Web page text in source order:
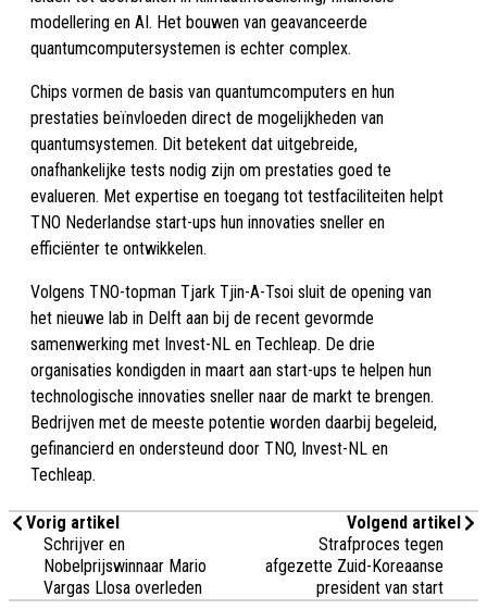
modellering en AI. Het bouwen van geavanceerde
quantumcomputersystemen is echter complex.
Chips vormen de basis van quantumcomputers en hun
prestaties beïnvloeden direct de mogelijkheden van
quantumsystemen. Dit betekent dat uitgebreide,
onafhankelijke tests nodig zijn om prestaties goed te
evalueren. Met expertise en toegang tot testfaciliteiten helpt
TNO Nederlandse start-ups hun innovaties sneller en
efficiënter te ontwikkelen.
Volgens TNO-topman Tjark Tjin-A-Tsoi sluit de opening van
het nieuwe lab in Delft aan bij de recent gevormde
samenwerking met Invest-NL en Techleap. De drie
organisaties kondigden in maart aan start-ups te helpen hun
technologische innovaties sneller naar de markt te brengen.
Bedrijven met de meeste potentie worden daarbij begeleid,
gefinancierd en ondersteund door TNO, Invest-NL en
Techleap.
Vorig artikel
Schrijver en
Nobelprijswinnaar Mario
Vargas Llosa overleden
Volgend artikel
Strafproces tegen
afgezette Zuid-Koreaanse
president van start